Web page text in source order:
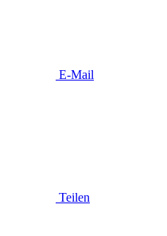
E-Mail
Teilen